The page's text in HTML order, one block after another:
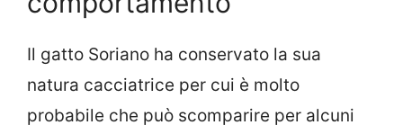
Il gatto Soriano ha conservato la sua
natura cacciatrice per cui è molto
probabile che può scomparire per alcuni